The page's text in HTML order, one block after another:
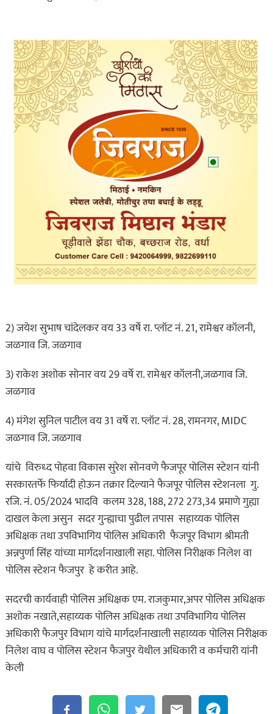
2) जयेश सुभाष चांदेलकर वय 33 वर्षे रा. प्लॉट नं. 21, रामेश्वर कॉलनी,
जळगाव जि. जळगाव
3) राकेश अशोक सोनार वय 29 वर्षे रा. रामेश्वर कॉलनी,जळगाव जि.
जळगाव
4) मंगेश सुनिल पाटील वय 31 वर्षे रा. प्लॉट नं. 28, रामनगर, MIDC
जळगाव जि. जळगाव
यांचे विरुध्द पोहवा विकास सुरेश सोनवणे फैजपूर पोलिस स्टेशन यांनी
सरकारतर्फे फिर्यादी होऊन तक्रार दिल्याने फैजपूर पोलिस स्टेशनला गु.
रजि. नं. 05/2024 भादवि कलम 328, 188, 272 273,34 प्रमाणे गुह्या
दाखल केला असुन सदर गुन्ह्याचा पुढील तपास सहाय्यक पोलिस
अधिक्षक तथा उपविभागिय पोलिस अधिकारी फैजपूर विभाग श्रीमती
अन्नपुर्णा सिंह यांच्या मार्गदर्शनाखाली सहा. पोलिस निरीक्षक निलेश वा
पोलिस स्टेशन फैजपुर हे करीत आहे.
सदरची कार्यवाही पोलिस अधिक्षक एम. राजकुमार,अपर पोलिस अधिक्षक
अशोक नखाते,सहाय्यक पोलिस अधिक्षक तथा उपविभागिय पोलिस
अधिकारी फैजपुर विभाग यांचे मार्गदर्शनाखाली सहाय्यक पोलिस निरीक्षक
निलेश वाघ व पोलिस स्टेशन फैजपुर येथील अधिकारी व कर्मचारी यांनी
केली